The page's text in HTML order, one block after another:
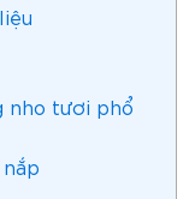
nho tươi phổ